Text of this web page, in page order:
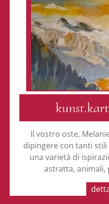
Il vostro oste,
dipingere con tanti
una varietà di
astratta, animali,